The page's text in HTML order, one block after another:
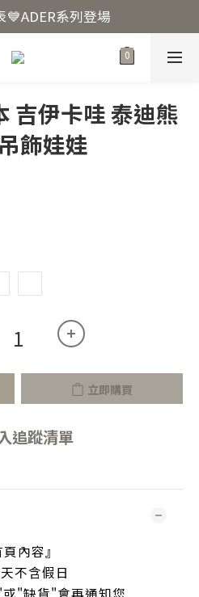
Y2K相機📷
💙ADER系列登場
Y2K相機📷
伊卡哇 泰迪熊
飾娃娃
立即購買
追蹤清單
內容』
不含假日
"缺貨"會再通知您